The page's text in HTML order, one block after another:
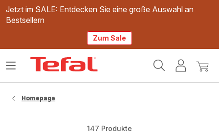
Jetzt im SALE: Entdecken Sie eine große Auswahl an
Bestsellern
Zum Sale
Mein
Mein
Das
Homepage
147 Produkte